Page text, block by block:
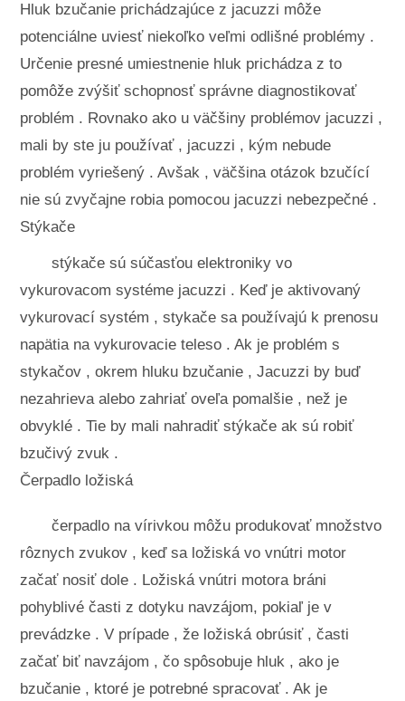
Hluk bzučanie prichádzajúce z jacuzzi môže
potenciálne uviesť niekoľko veľmi odlišné problémy .
Určenie presné umiestnenie hluk prichádza z to
pomôže zvýšiť schopnosť správne diagnostikovať
problém . Rovnako ako u väčšiny problémov jacuzzi ,
mali by ste ju používať , jacuzzi , kým nebude
problém vyriešený . Avšak , väčšina otázok bzučící
nie sú zvyčajne robia pomocou jacuzzi nebezpečné .
Stýkače
stýkače sú súčasťou elektroniky vo
vykurovacom systéme jacuzzi . Keď je aktivovaný
vykurovací systém , stykače sa používajú k prenosu
napätia na vykurovacie teleso . Ak je problém s
stykačov , okrem hluku bzučanie , Jacuzzi by buď
nezahrieva alebo zahriať oveľa pomalšie , než je
obvyklé . Tie by mali nahradiť stýkače ak sú robiť
bzučivý zvuk .
Čerpadlo ložiská
čerpadlo na vírivkou môžu produkovať množstvo
rôznych zvukov , keď sa ložiská vo vnútri motor
začať nosiť dole . Ložiská vnútri motora bráni
pohyblivé časti z dotyku navzájom, pokiaľ je v
prevádzke . V prípade , že ložiská obrúsiť , časti
začať biť navzájom , čo spôsobuje hluk , ako je
bzučanie , ktoré je potrebné spracovať . Ak je